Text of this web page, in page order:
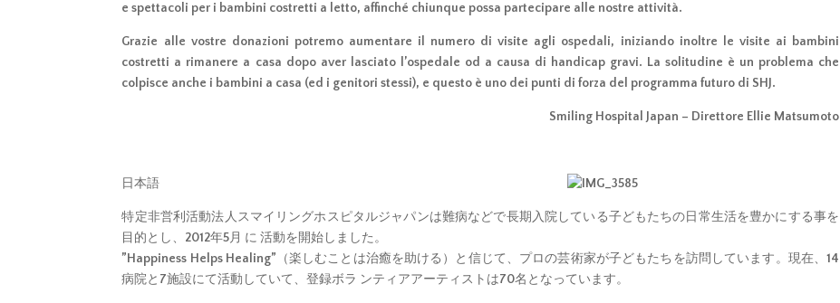
e spettacoli per i bambini costretti a letto, affinché chiunque possa partecipare alle nostre attività.
Grazie alle vostre donazioni potremo aumentare il numero di visite agli ospedali, iniziando inoltre le visite ai bambini
costretti a rimanere a casa dopo aver lasciato l’ospedale od a causa di handicap gravi. La solitudine è un problema che
colpisce anche i bambini a casa (ed i genitori stessi), e questo è uno dei punti di forza del programma futuro di SHJ.
Smiling Hospital Japan – Direttore Ellie Matsumoto
日本語
特定非営利活動法人スマイリングホスピタルジャパンは難病などで長期入院している子どもたちの日常生活を豊かにする事を
目的とし、2012年5月 に 活動を開始しました。
”Happiness Helps Healing”（楽しむことは治癒を助ける）と信じて、プロの芸術家が子どもたちを訪問しています。現在、14
病院と7施設にて活動していて、登録ボラ ンティアアーティストは70名となっています。